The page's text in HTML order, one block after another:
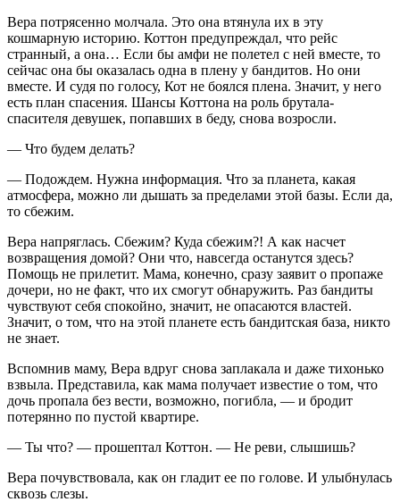
Вера потрясенно молчала. Это она втянула их в эту
кошмарную историю. Коттон предупреждал, что рейс
странный, а она… Если бы амфи не полетел с ней вместе, то
сейчас она бы оказалась одна в плену у бандитов. Но они
вместе. И судя по голосу, Кот не боялся плена. Значит, у него
есть план спасения. Шансы Коттона на роль брутала-
спасителя девушек, попавших в беду, снова возросли.
— Что будем делать?
— Подождем. Нужна информация. Что за планета, какая
атмосфера, можно ли дышать за пределами этой базы. Если да,
то сбежим.
Вера напряглась. Сбежим? Куда сбежим?! А как насчет
возвращения домой? Они что, навсегда останутся здесь?
Помощь не прилетит. Мама, конечно, сразу заявит о пропаже
дочери, но не факт, что их смогут обнаружить. Раз бандиты
чувствуют себя спокойно, значит, не опасаются властей.
Значит, о том, что на этой планете есть бандитская база, никто
не знает.
Вспомнив маму, Вера вдруг снова заплакала и даже тихонько
взвыла. Представила, как мама получает известие о том, что
дочь пропала без вести, возможно, погибла, — и бродит
потерянно по пустой квартире.
— Ты что? — прошептал Коттон. — Не реви, слышишь?
Вера почувствовала, как он гладит ее по голове. И улыбнулась
сквозь слезы.